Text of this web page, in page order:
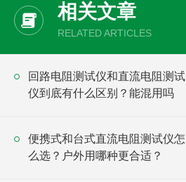
相关文章
RELATED ARTICLES
回路电阻测试仪和直流电阻测试
仪到底有什么区别？能混用吗
便携式和台式直流电阻测试仪怎
么选？户外用哪种更合适？